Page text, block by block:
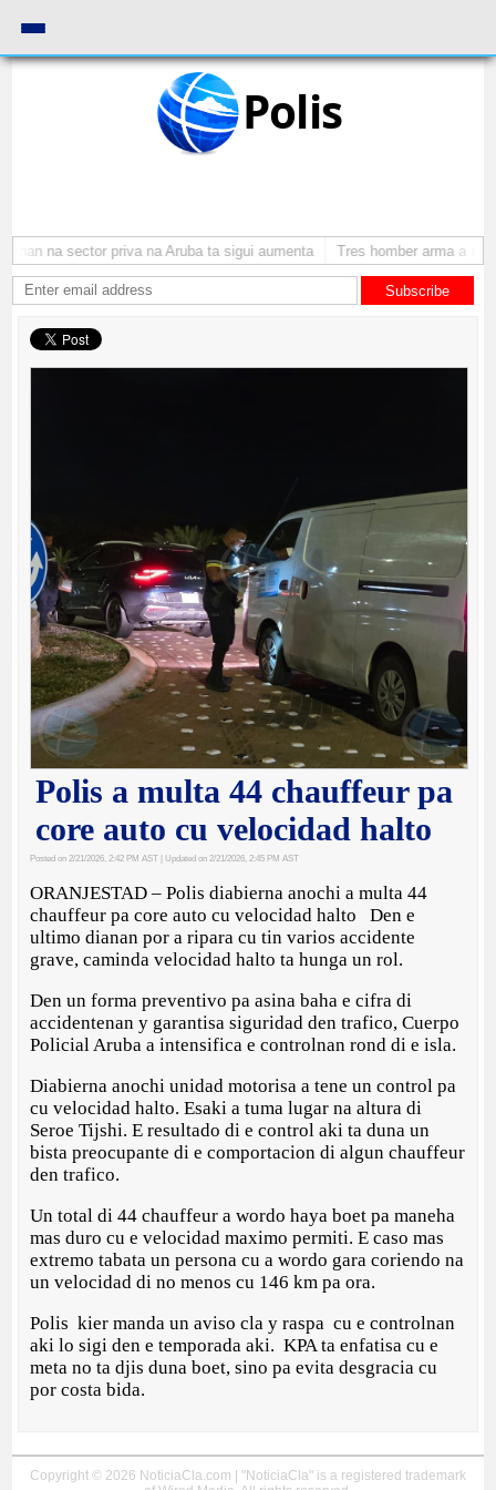
Polis
na sector priva na Aruba ta sigui aumenta Tres homber arma a
Subscribe
Polis a multa 44 chauffeur pa
core auto cu velocidad halto
Posted on 2/21/2026, 2:42 PM AST | Updated on 2/21/2026, 2:45 PM AST
ORANJESTAD – Polis diabierna anochi a multa 44
chauffeur pa core auto cu velocidad halto Den e
ultimo dianan por a ripara cu tin varios accidente
grave, caminda velocidad halto ta hunga un rol.
Den un forma preventivo pa asina baha e cifra di
accidentenan y garantisa siguridad den trafico, Cuerpo
Policial Aruba a intensifica e controlnan rond di e isla.
​Diabierna anochi unidad motorisa a tene un control pa
cu velocidad halto. Esaki a tuma lugar na altura di
Seroe Tijshi. E resultado di e control aki ta duna un
bista preocupante di e comportacion di algun chauffeur
den trafico.
Un total di 44 chauffeur a wordo haya boet pa maneha
mas duro cu e velocidad maximo permiti. ​E caso mas
extremo tabata un persona cu a wordo gara coriendo na
un velocidad di no menos cu 146 km pa ora.
Polis kier manda un aviso cla y raspa cu e controlnan
aki lo sigi den e temporada aki. KPA ta enfatisa cu e
meta no ta djis duna boet, sino pa evita desgracia cu
por costa bida.
Copyright © 2026 NoticiaCla.com | "NoticiaCla" is a registered trademark